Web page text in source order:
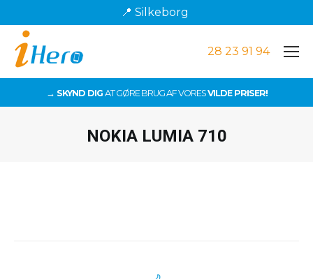
📍 Silkeborg
28 23 91 94
→ SKYND DIG AT GØRE BRUG AF VORESVILDE PRISER!
NOKIA LUMIA 710